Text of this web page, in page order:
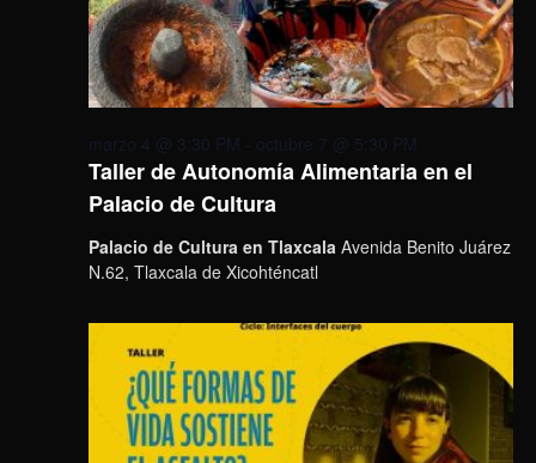
Taller de Autonomía Alimentaria en el
Palacio de Cultura
marzo 4 @ 3:30 PM - octubre 7 @ 5:30 PM
Palacio de Cultura en Tlaxcala Avenida Benito Juárez
N.62, Tlaxcala de Xicohténcatl